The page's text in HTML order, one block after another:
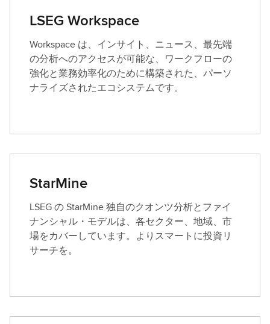
LSEG Workspace
Workspace は、インサイト、ニュース、最先端
の分析へのアクセスが可能な、ワークフローの
強化と業務効率化のために構築された、パーソ
ナライズされたエコシステムです。
StarMine
LSEG の StarMine 独自のクオンツ分析とファイ
ナンシャル・モデルは、各セクター、地域、市
場をカバーしています。よりスマートに投資リ
サーチを。